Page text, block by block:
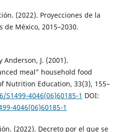
(2022). Proyecciones de la
México, 2015–2030.
Anderson, J. (2001).
meal” household food
Nutrition Education, 33(3), 155–
4046(06)60185-1 DOI:
4046(06)60185-1
(2022). Decreto por el que se